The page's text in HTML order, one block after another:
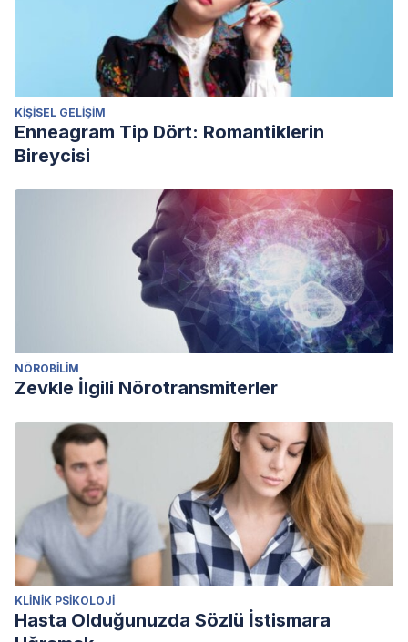
KIŞISEL GELIŞIM
Enneagram Tip Dört: Romantiklerin
Bireycisi
NÖROBILIM
Zevkle İlgili Nörotransmiterler
KLINIK PSIKOLOJI
Hasta Olduğunuzda Sözlü İstismara